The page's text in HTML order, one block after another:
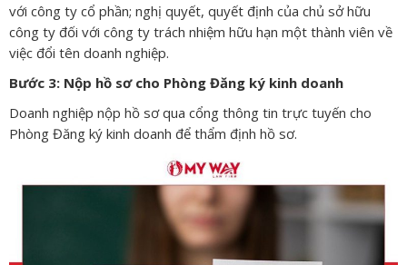
với công ty cổ phần; nghị quyết, quyết định của chủ sở hữu
công ty đối với công ty trách nhiệm hữu hạn một thành viên về
việc đổi tên doanh nghiệp.
Bước 3: Nộp hồ sơ cho Phòng Đăng ký kinh doanh
Doanh nghiệp nộp hồ sơ qua cổng thông tin trực tuyến cho
Phòng Đăng ký kinh doanh để thẩm định hồ sơ.